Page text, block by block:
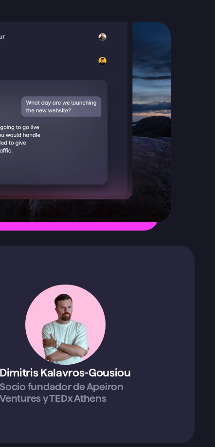
Dimitris Kalavros-Gousiou
Socio fundador de Apeiron
Ventures y TEDx Athens